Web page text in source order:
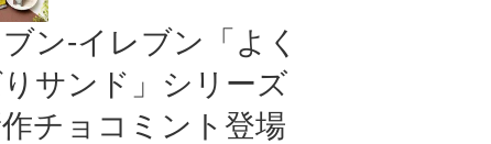
ン‐イレブン「よく
サンド」シリーズ
チョコミント登場